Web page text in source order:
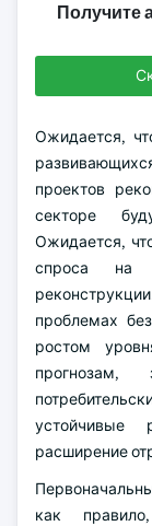
Получите
Ожидается,
проектов
секторе
Ожидается,
спроса на
проблемах
ростом
прогнозам,
устойчивые
расширение
как